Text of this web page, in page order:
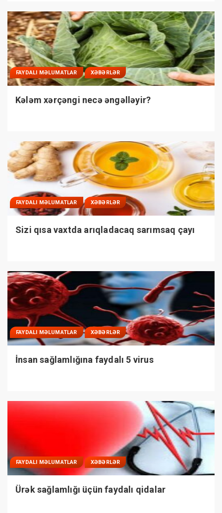
FAYDALI MƏLUMATLAR XƏBƏRLƏR
Kələm xərçəngi necə əngəlləyir?
FAYDALI MƏLUMATLAR XƏBƏRLƏR
Sizi qısa vaxtda arıqladacaq sarımsaq çayı
FAYDALI MƏLUMATLAR XƏBƏRLƏR
İnsan sağlamlığına faydalı 5 virus
FAYDALI MƏLUMATLAR XƏBƏRLƏR
Ürək sağlamlığı üçün faydalı qidalar